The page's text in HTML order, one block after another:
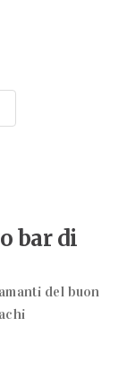
bar di
del buon